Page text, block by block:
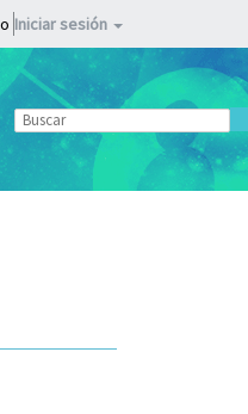
Iniciar sesión